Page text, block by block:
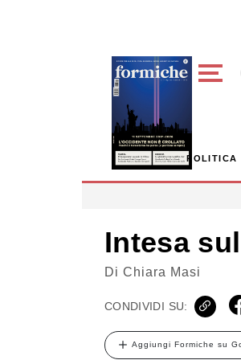
POLITICA
Intesa
Di Chiara Masi
CONDIVIDI SU:
Aggiungi Formiche su